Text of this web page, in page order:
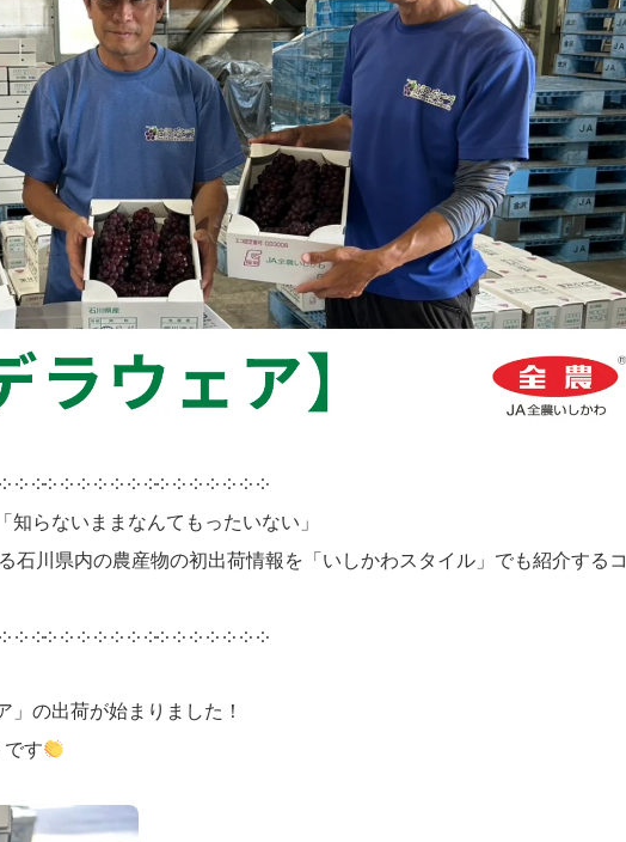
༶ ༶༶ ༶ ༶ ༶ ༶ ༶ ༶༶ ༶ ༶ ༶ ༶ ༶ ༶
知らないままなんてもったいない」
石川県内の農産物の初出荷情報を「いしかわスタイル」でも紹介するコ
༶ ༶༶ ༶ ༶ ༶ ༶ ༶ ༶༶ ༶ ༶ ༶ ༶ ༶ ༶
」の出荷が始まりました！
す